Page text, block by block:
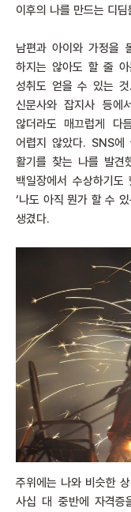
이후의 나를 만드는 디
남편과 아이와 가정을
하지는 않아도 할 줄
성취도 얻을 수 있는 것
신문사와 잡지사 등에
않더라도 매끄럽게 다
어렵지 않았다. SNS에
활기를 찾는 나를 발견
백일장에서 수상하기
‘나도 아직 뭔가 할 수
생겼다.
주위에는 나와 비슷한
사십 대 중반에 자격증